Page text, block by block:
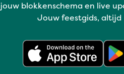
jouw blokkenschema en live
Jouw feestgids, altijd